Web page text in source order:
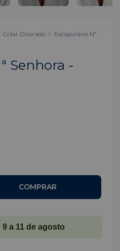
Colar Dourado
Escapulário Nª
Senhora -
9 a 11 de agosto